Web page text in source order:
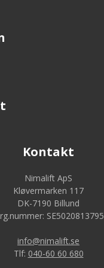
Kontakt
Nimalift ApS
Kløvermarken 117
DK-7190 Billund
SE5020813795
info@nimalift.se
Tlf: 040-60 60 680